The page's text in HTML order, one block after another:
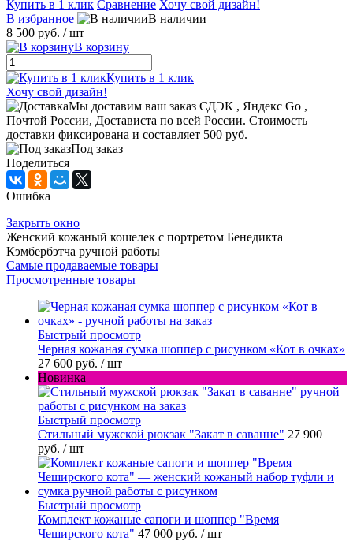
Купить в 1 клик Сравнение Хочу свой дизайн!
В избранное
В наличии
8 500 руб. / шт
В корзину
Купить в 1 клик
Хочу свой дизайн!
Мы доставим ваш заказ СДЭК , Яндекс Go ,
Почтой России, Достависта по всей России. Стоимость
доставки фиксирована и составляет 500 руб.
Под заказ
Поделиться
Ошибка
Закрыть окно
Женский кожаный кошелек с портретом Бенедикта
Кэмбербэтча ручной работы
Самые продаваемые товары
Просмотренные товары
Быстрый просмотр
Черная кожаная сумка шоппер с рисунком «Кот в очках»
27 600 руб. / шт
Новинка
Быстрый просмотр
Стильный мужской рюкзак "Закат в саванне" 27 900
руб. / шт
Быстрый просмотр
Комплект кожаные сапоги и шоппер "Время
Чеширского кота" 47 000 руб. / шт